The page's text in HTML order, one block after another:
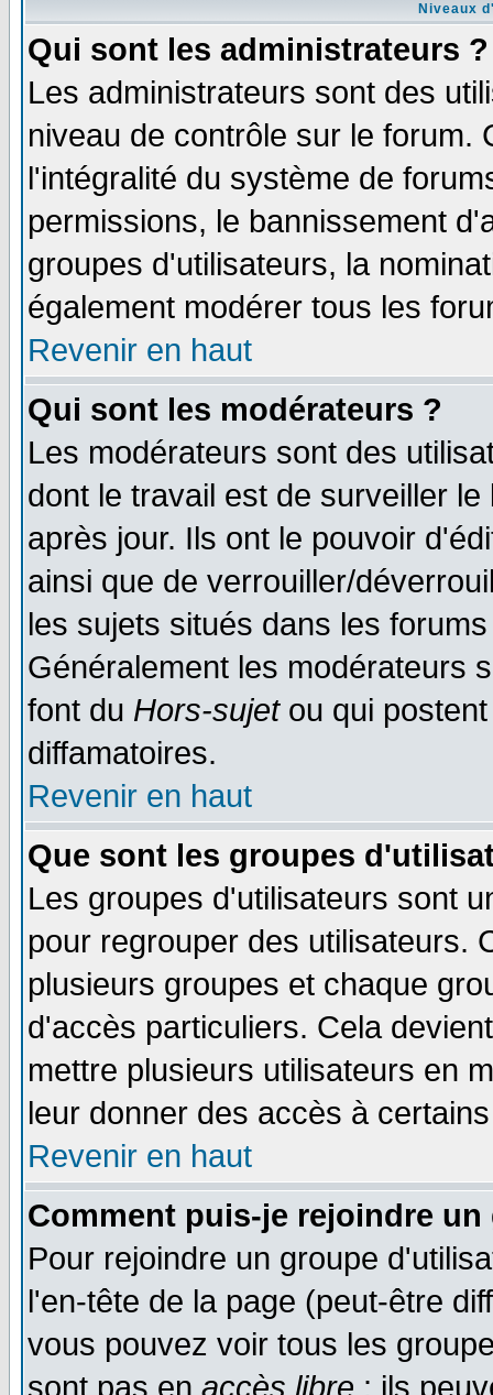
Niveaux
Qui sont les administrateurs ?
Les administrateurs sont des
niveau de contrôle sur le forum.
l'intégralité du système de
permissions, le bannissement
groupes d'utilisateurs, la
également modérer tous les
Revenir en haut
Qui sont les modérateurs ?
Les modérateurs sont des
dont le travail est de surveiller
après jour. Ils ont le pouvoir
ainsi que de verrouiller/
les sujets situés dans les
Généralement les modérateurs
font du Hors-sujetou qui
diffamatoires.
Revenir en haut
Que sont les groupes
Les groupes d'utilisateurs sont
pour regrouper des utilisateurs.
plusieurs groupes et chaque
d'accès particuliers. Cela
mettre plusieurs utilisateurs en
leur donner des accès à
Revenir en haut
Comment puis-je rejoindre
Pour rejoindre un groupe
l'en-tête de la page (peut-être
vous pouvez voir tous les
sont pas en accès libre : ils